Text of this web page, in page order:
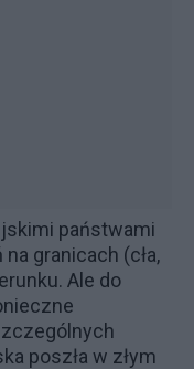
państwami
granicach (cła,
Ale do
poszła w złym